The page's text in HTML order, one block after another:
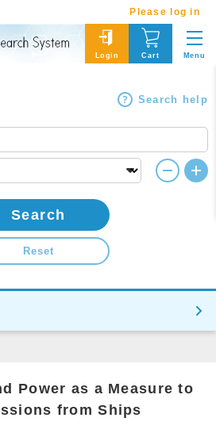
Please log in
Login Cart Menu
Search help
Search
Reset
Power as a Measure to
from Ships